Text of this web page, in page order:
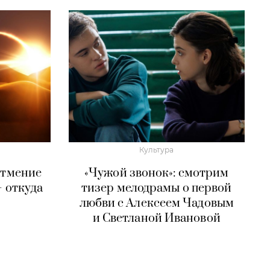
откуда
Культура
«Чужой звонок»: смотрим
тизер мелодрамы о первой
любви с Алексеем Чадовым
и Светланой Ивановой